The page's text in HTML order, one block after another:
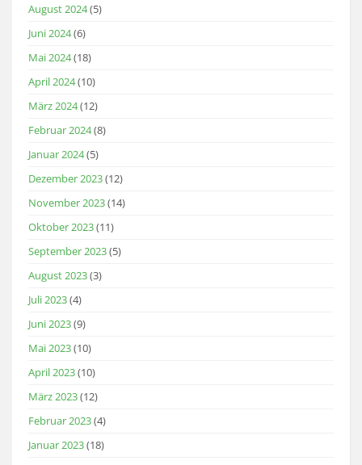
August 2024(5)
Juni 2024(6)
Mai 2024(18)
April 2024(10)
März 2024(12)
Februar 2024(8)
Januar 2024(5)
Dezember 2023(12)
November 2023(14)
Oktober 2023(11)
September 2023(5)
August 2023(3)
Juli 2023(4)
Juni 2023(9)
Mai 2023(10)
April 2023(10)
März 2023(12)
Februar 2023(4)
Januar 2023(18)